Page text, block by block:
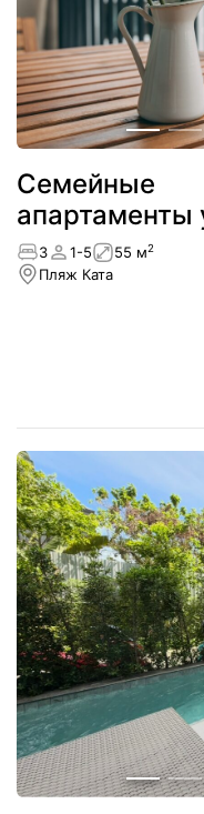
Семейные
апартаменты
— пляж Ката
3 1-5 55 м2
Пляж Ката